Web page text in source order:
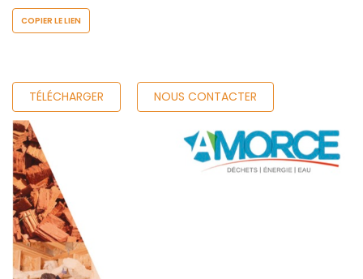
COPIER LE LIEN
TÉLÉCHARGER NOUS CONTACTER